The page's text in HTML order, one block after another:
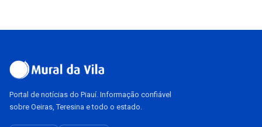
Portal de notícias do Piauí. Informação confiável
sobre Oeiras, Teresina e todo o estado.